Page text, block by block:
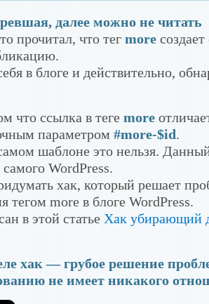
блога
далее можно не читать
прочитал, что тег more
в блоге и действительно,
что ссылка в теге more
параметром #more-$id.
шаблоне это нельзя.
WordPress.
хак, который решает
тегом more в блоге WordPress.
в этой статье Хак убирающий
хак — грубое решение
не имеет никакого